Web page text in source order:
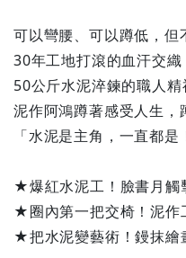
可以彎腰、可以蹲低，但
30年工地打滾的血汗交織
50公斤水泥淬鍊的職人精
泥作阿鴻蹲著感受人生，
「水泥是主角，一直都是
★爆紅水泥工！臉書月觸
★圈內第一把交椅！泥作
★把水泥變藝術！鏝抹繪